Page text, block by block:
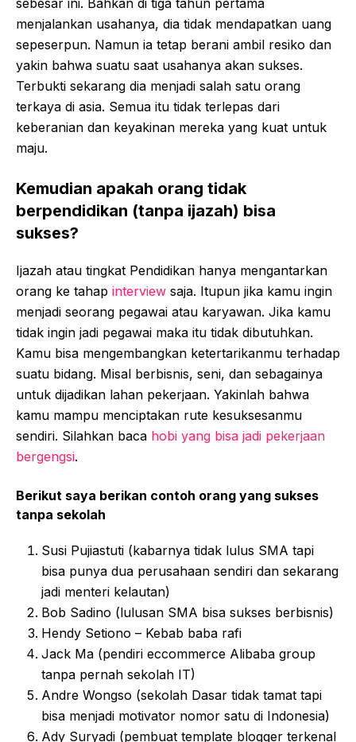
sebesar ini. Bahkan di tiga tahun pertama
menjalankan usahanya, dia tidak mendapatkan uang
sepeserpun. Namun ia tetap berani ambil resiko dan
yakin bahwa suatu saat usahanya akan sukses.
Terbukti sekarang dia menjadi salah satu orang
terkaya di asia. Semua itu tidak terlepas dari
keberanian dan keyakinan mereka yang kuat untuk
maju.
Kemudian apakah orang tidak
berpendidikan (tanpa ijazah) bisa
sukses?
Ijazah atau tingkat Pendidikan hanya mengantarkan
orang ke tahap interview saja. Itupun jika kamu ingin
menjadi seorang pegawai atau karyawan. Jika kamu
tidak ingin jadi pegawai maka itu tidak dibutuhkan.
Kamu bisa mengembangkan ketertarikanmu terhadap
suatu bidang. Misal berbisnis, seni, dan sebagainya
untuk dijadikan lahan pekerjaan. Yakinlah bahwa
kamu mampu menciptakan rute kesuksesanmu
sendiri. Silahkan baca hobi yang bisa jadi pekerjaan
bergengsi.
Berikut saya berikan contoh orang yang sukses
tanpa sekolah
Susi Pujiastuti (kabarnya tidak lulus SMA tapi
bisa punya dua perusahaan sendiri dan sekarang
jadi menteri kelautan)
Bob Sadino (lulusan SMA bisa sukses berbisnis)
Hendy Setiono – Kebab baba rafi
Jack Ma (pendiri eccommerce Alibaba group
tanpa pernah sekolah IT)
Andre Wongso (sekolah Dasar tidak tamat tapi
bisa menjadi motivator nomor satu di Indonesia)
Ady Suryadi (pembuat template blogger terkenal